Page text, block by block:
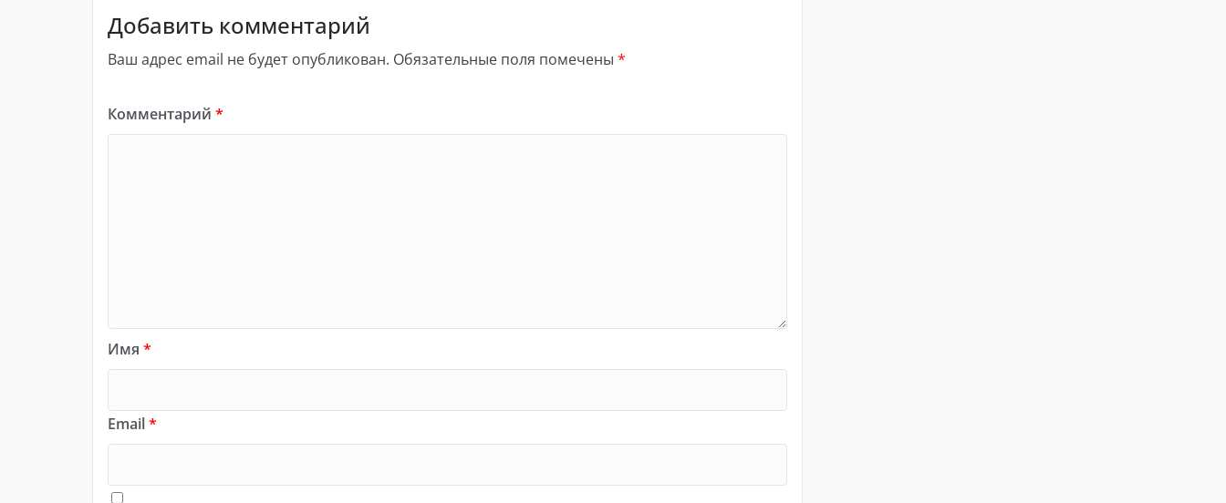
Добавить комментарий
Ваш адрес email не будет опубликован. Обязательные поля помечены *
Комментарий *
Имя *
Email*